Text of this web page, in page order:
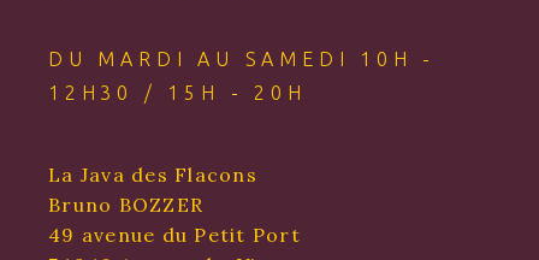
DU MARDI AU SAMEDI 10H -
12H30 / 15H - 20H
La Java des Flacons
Bruno BOZZER
49 avenue du Petit Port